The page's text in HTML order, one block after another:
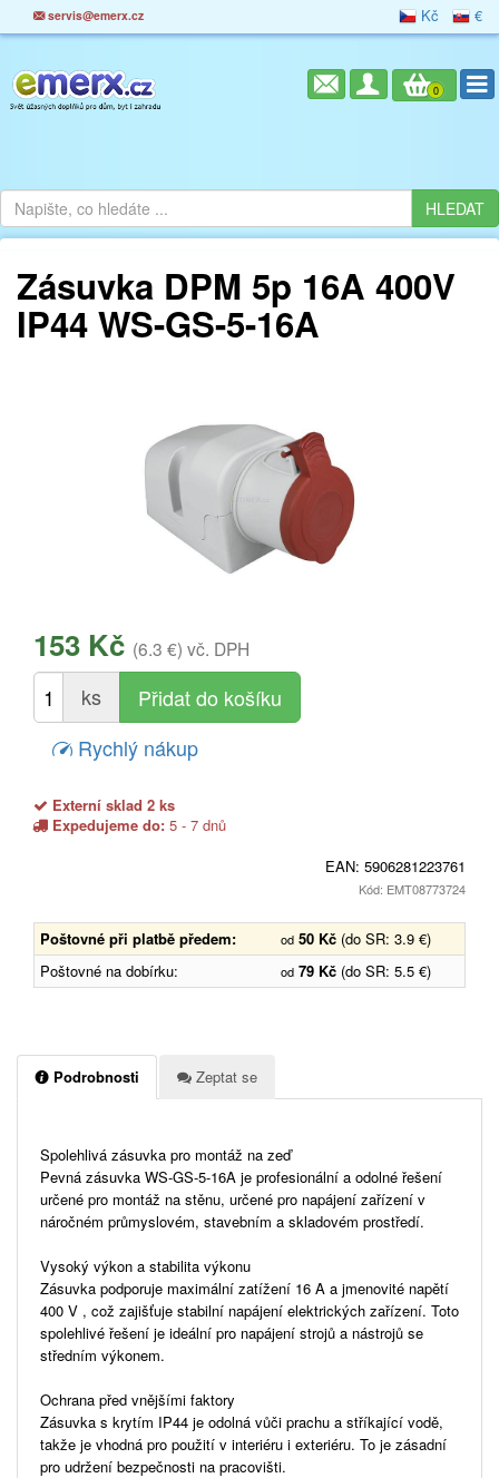
servis@emerx.cz Kč €
0
Zásuvka DPM 5p 16A 400V
IP44 WS-GS-5-16A
153 Kč (6.3 €) vč. DPH
ks
Rychlý nákup
Externí sklad 2 ks
Expedujeme do: 5 - 7 dnů
EAN: 5906281223761
Kód: EMT08773724
Poštovné při platbě předem: od 50 Kč (do SR: 3.9 €)
Poštovné na dobírku:
od 79 Kč (do SR: 5.5 €)
Podrobnosti Zeptat se
Spolehlivá zásuvka pro montáž na zeď
Pevná zásuvka WS-GS-5-16A je profesionální a odolné řešení
určené pro montáž na stěnu, určené pro napájení zařízení v
náročném průmyslovém, stavebním a skladovém prostředí.
Vysoký výkon a stabilita výkonu
Zásuvka podporuje maximální zatížení 16 A a jmenovité napětí
400 V , což zajišťuje stabilní napájení elektrických zařízení. Toto
spolehlivé řešení je ideální pro napájení strojů a nástrojů se
středním výkonem.
Ochrana před vnějšími faktory
Zásuvka s krytím IP44 je odolná vůči prachu a stříkající vodě,
takže je vhodná pro použití v interiéru i exteriéru. To je zásadní
pro udržení bezpečnosti na pracovišti.